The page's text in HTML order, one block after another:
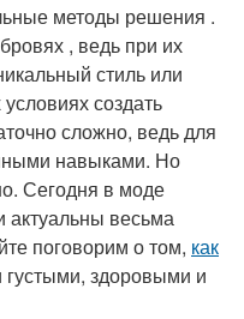
методы решения .
, ведь при их
стиль или
создать
сложно, ведь для
навыками. Но
Сегодня в моде
актуальны весьма
поговорим о том, как
густыми, здоровыми и